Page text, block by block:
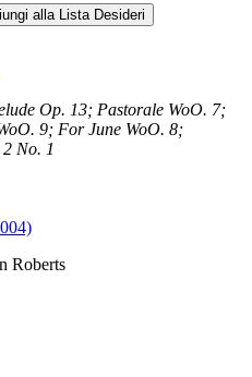
alla Lista Desideri
Op. 13; Pastorale WoO. 7;
9; For June WoO. 8;
No. 1
Roberts